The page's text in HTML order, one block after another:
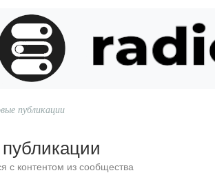
публикации
с контентом из сообщества